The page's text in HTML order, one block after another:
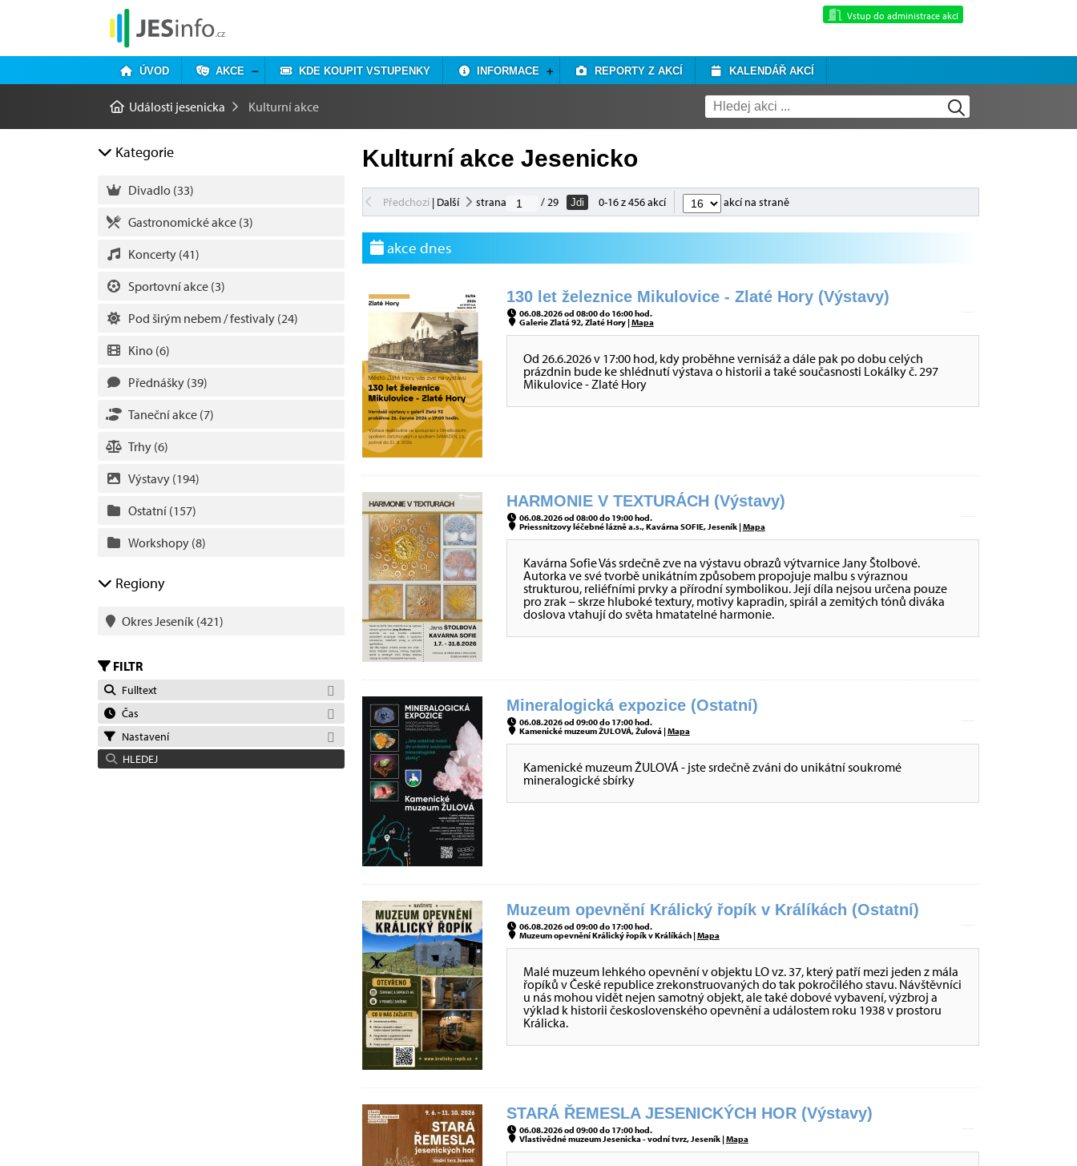
Vstup do administrace akcí
ÚVOD AKCE KDE KOUPIT VSTUPENKY INFORMACE REPORTY Z AKCÍ KALENDÁŘ AKCÍ
Události jesenicka Kulturní akce
Kategorie
Divadlo (33)
Gastronomické akce (3)
Koncerty (41)
Sportovní akce (3)
Pod širým nebem / festivaly (24)
Kino (6)
Přednášky (39)
Taneční akce (7)
Trhy (6)
Výstavy (194)
Ostatní (157)
Workshopy (8)
Regiony
Okres Jeseník (421)
FILTR
Fulltext
Čas
Nastavení
HLEDEJ
Kulturní akce Jesenicko
Předchozí| Další strana / 29 Jdi 0-16 z 456 akcí akcí na straně
akce dnes
130 let železnice Mikulovice - Zlaté Hory (Výstavy)
06.08.2026 od 08:00 do 16:00 hod.
Galerie Zlatá 92, Zlaté Hory |Mapa
Od 26.6.2026 v 17:00 hod, kdy proběhne vernisáž a dále pak po dobu celých
prázdnin bude ke shlédnutí výstava o historii a také současnosti Lokálky č. 297
Mikulovice - Zlaté Hory
HARMONIE V TEXTURÁCH (Výstavy)
06.08.2026 od 08:00 do 19:00 hod.
Priessnitzovy léčebné lázně a.s., Kavárna SOFIE, Jeseník |Mapa
Kavárna Sofie Vás srdečně zve na výstavu obrazů výtvarnice Jany Štolbové.
Autorka ve své tvorbě unikátním způsobem propojuje malbu s výraznou
strukturou, reliéfními prvky a přírodní symbolikou. Její díla nejsou určena pouze
pro zrak – skrze hluboké textury, motivy kapradin, spirál a zemitých tónů diváka
doslova vtahují do světa hmatatelné harmonie.
Mineralogická expozice (Ostatní)
06.08.2026 od 09:00 do 17:00 hod.
Kamenické muzeum ŽULOVÁ, Žulová |Mapa
Kamenické muzeum ŽULOVÁ - jste srdečně zváni do unikátní soukromé
mineralogické sbírky
Muzeum opevnění Králický řopík v Králíkách (Ostatní)
06.08.2026 od 09:00 do 17:00 hod.
Muzeum opevnění Králický řopík v Králíkách |Mapa
Malé muzeum lehkého opevnění v objektu LO vz. 37, který patří mezi jeden z mála
řopíků v České republice zrekonstruovaných do tak pokročilého stavu. Návštěvníci
u nás mohou vidět nejen samotný objekt, ale také dobové vybavení, výzbroj a
výklad k historii československého opevnění a událostem roku 1938 v prostoru
Králicka.
STARÁ ŘEMESLA JESENICKÝCH HOR (Výstavy)
06.08.2026 od 09:00 do 17:00 hod.
Vlastivědné muzeum Jesenicka - vodní tvrz, Jeseník |Mapa